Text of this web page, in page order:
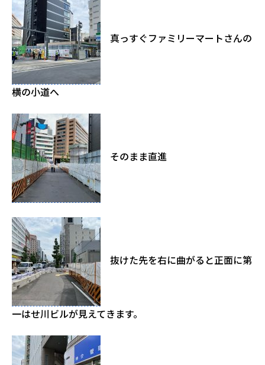
真っすぐファミリーマートさんの
横の小道へ
そのまま直進
抜けた先を右に曲がると正面に第
一はせ川ビルが見えてきます。